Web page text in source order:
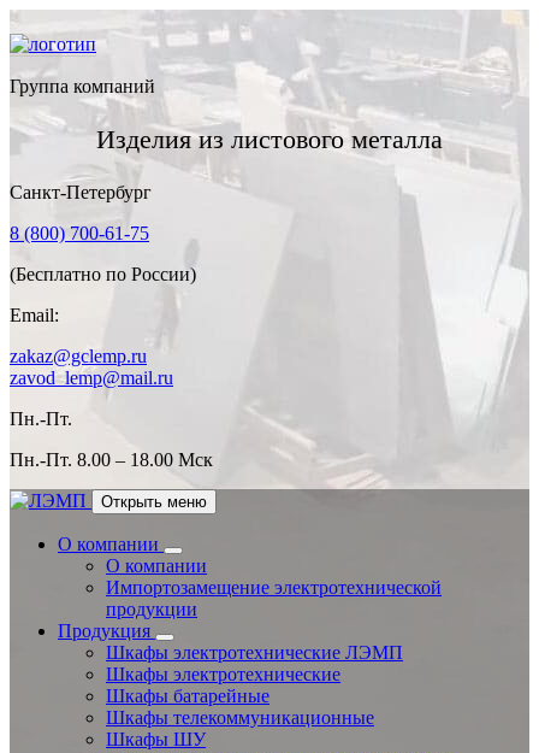
Группа компаний
Изделия из листового металла
Санкт-Петербург
8 (800) 700-61-75
(Бесплатно по России)
Email:
zakaz@gclemp.ru
zavod_lemp@mail.ru
Пн.-Пт.
Пн.-Пт. 8.00 – 18.00 Мск
Открыть меню
О компании
О компании
Импортозамещение электротехнической
продукции
Продукция
Шкафы электротехнические ЛЭМП
Шкафы электротехнические
Шкафы батарейные
Шкафы телекоммуникационные
Шкафы ШУ